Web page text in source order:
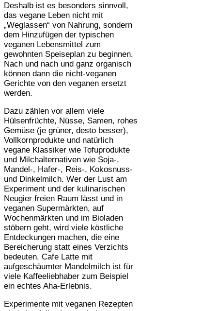
Deshalb ist es besonders sinnvoll,
das vegane Leben nicht mit
„Weglassen“ von Nahrung, sondern
dem Hinzufügen der typischen
veganen Lebensmittel zum
gewohnten Speiseplan zu beginnen.
Nach und nach und ganz organisch
können dann die nicht-veganen
Gerichte von den veganen ersetzt
werden.
Dazu zählen vor allem viele
Hülsenfrüchte, Nüsse, Samen, rohes
Gemüse (je grüner, desto besser),
Vollkornprodukte und natürlich
vegane Klassiker wie Tofuprodukte
und Milchalternativen wie Soja-,
Mandel-, Hafer-, Reis-, Kokosnuss-
und Dinkelmilch. Wer der Lust am
Experiment und der kulinarischen
Neugier freien Raum lässt und in
veganen Supermärkten, auf
Wochenmärkten und im Bioladen
stöbern geht, wird viele köstliche
Entdeckungen machen, die eine
Bereicherung statt eines Verzichts
bedeuten. Cafe Latte mit
aufgeschäumter Mandelmilch ist für
viele Kaffeeliebhaber zum Beispiel
ein echtes Aha-Erlebnis.
Experimente mit veganen Rezepten